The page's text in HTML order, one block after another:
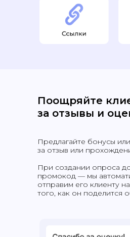
Предлагайте бонусы
за отзыв или
При создании опроса
промокод — мы
отправим его клиенту
того, как он поделится
Поощряйте
за отзывы и